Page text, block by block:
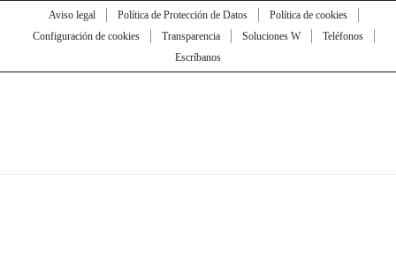
Aviso legal Política de Protección de Datos
Política de cookies
Configuración de cookies
Transparencia Soluciones W
Teléfonos
Escríbanos